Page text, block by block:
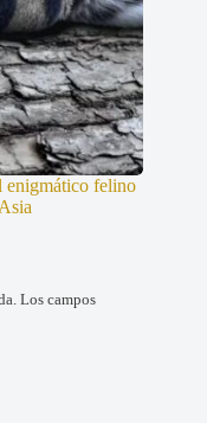
enigmático felino
Los campos